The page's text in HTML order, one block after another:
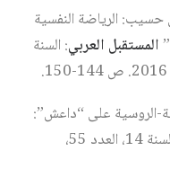
حسيب: الرياضة النفسية
المستقبل العربي: السنة
الروسية على “داعش”:
: السنة 14، العدد 55،